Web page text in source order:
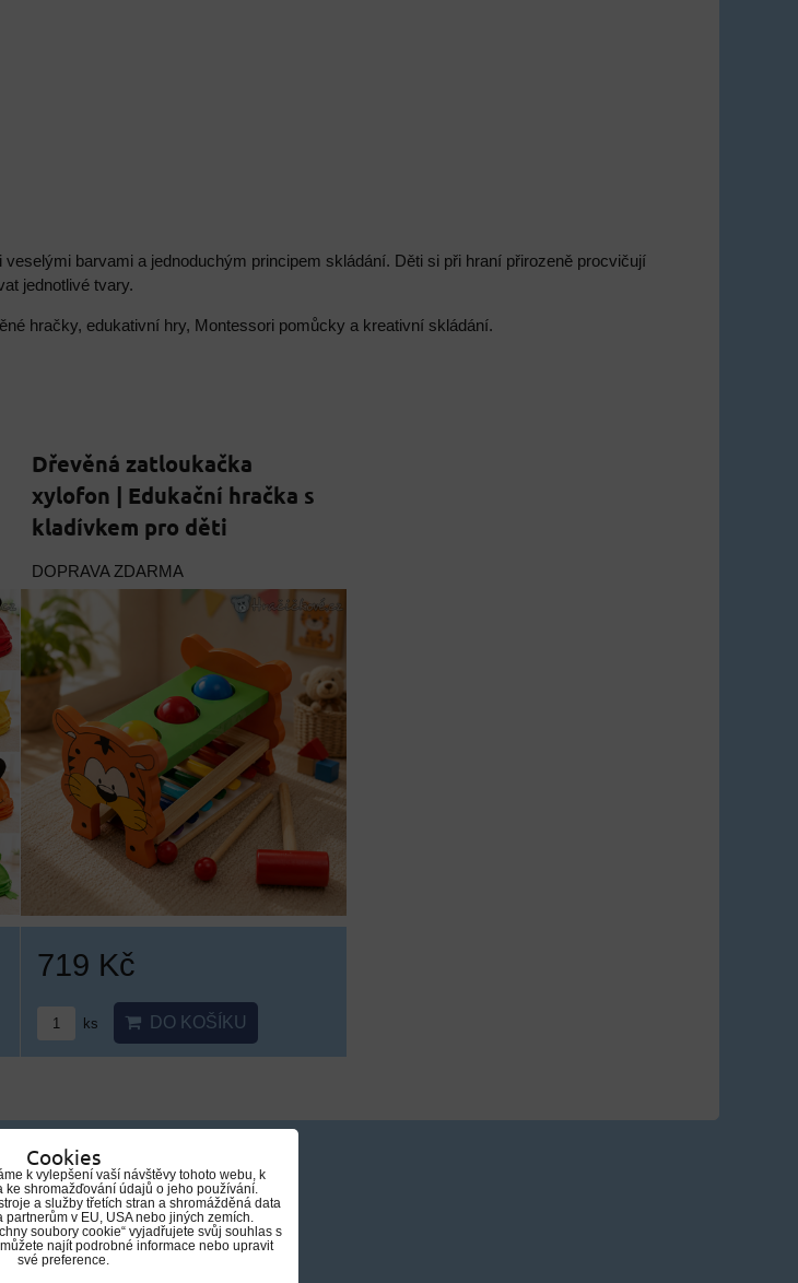
barvami a jednoduchým principem skládání. Děti si při hraní přirozeně procvičují
jednotlivé tvary.
hračky, edukativní hry, Montessori pomůcky a kreativní skládání.
Dřevěná zatloukačka
xylofon | Edukační hračka s
kladívkem pro děti
DOPRAVA ZDARMA
719 Kč
ks DO KOŠÍKU
Cookies
k vylepšení vaší návštěvy tohoto webu, k
ke shromažďování údajů o jeho používání.
a služby třetích stran a shromážděná data
partnerům v EU, USA nebo jiných zemích.
soubory cookie“ vyjadřujete svůj souhlas s
najít podrobné informace nebo upravit
své preference.